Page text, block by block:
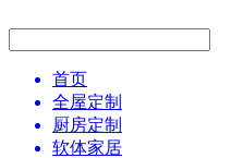
首页
全屋定制
厨房定制
软体家居